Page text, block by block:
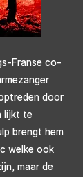
Franse co-
door
lijkt te
brengt hem
welke ook
maar de